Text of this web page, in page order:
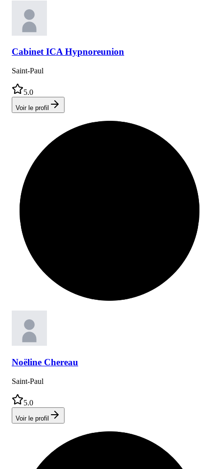
Cabinet ICA Hypnoreunion
Saint-Paul
5.0
Voir le profil
Noëline Chereau
Saint-Paul
5.0
Voir le profil